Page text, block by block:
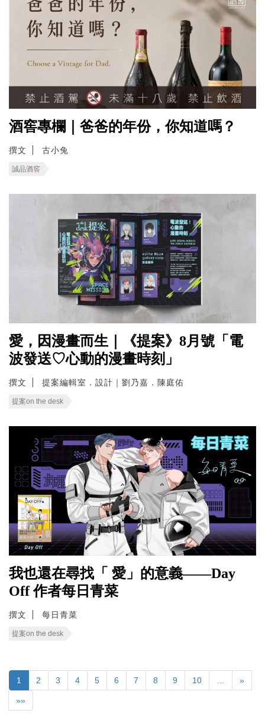
酒窖專欄｜爸爸的年份，你知道嗎？
撰文 古小兔
誠品酒窖
愛，因漫畫而生｜《提案》8月號「電
波發送♡心動的漫畫時刻」
撰文 提案編輯室．設計｜劉乃嘉．陳庭佑
提案on the desk
我也還在尋找「 愛」的意義——Day
Off 作者每日青菜
撰文 每日青菜
提案on the desk
1 2 3 4 5 6 7 8 9 10 »
»»